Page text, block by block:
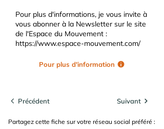
Pour plus d'informations, je vous invite à
vous abonner à la Newsletter sur le site
de l'Espace du Mouvement :
https://www.espace-mouvement.com/
Pour plus d'information
Précédent Suivant
Partagez cette fiche sur votre réseau social préféré :